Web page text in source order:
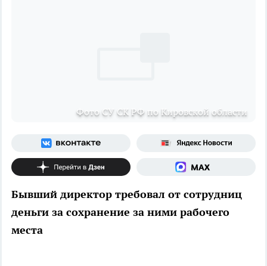
Фото СУ СК РФ по Кировской области
Бывший директор требовал от сотрудниц
деньги за сохранение за ними рабочего
места